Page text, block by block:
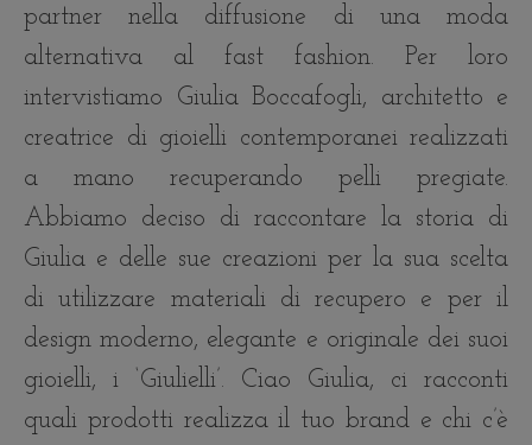
partner nella diffusione di una moda
alternativa al fast fashion. Per loro
intervistiamo Giulia Boccafogli, architetto e
creatrice di gioielli contemporanei realizzati
a mano recuperando pelli pregiate.
Abbiamo deciso di raccontare la storia di
Giulia e delle sue creazioni per la sua scelta
di utilizzare materiali di recupero e per il
design moderno, elegante e originale dei suoi
gioielli, i ‘Giulielli’. Ciao Giulia, ci racconti
quali prodotti realizza il tuo brand e chi c’è